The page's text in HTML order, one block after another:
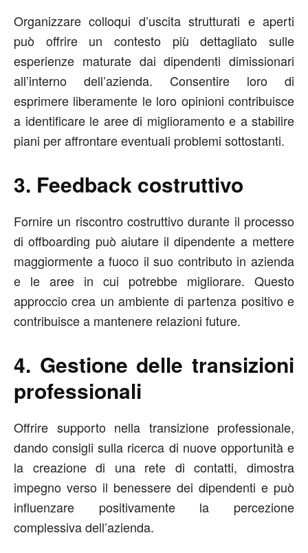
Organizzare colloqui d’uscita strutturati e aperti
può offrire un contesto più dettagliato sulle
esperienze maturate dai dipendenti dimissionari
all’interno dell’azienda. Consentire loro di
esprimere liberamente le loro opinioni contribuisce
a identificare le aree di miglioramento e a stabilire
piani per affrontare eventuali problemi sottostanti.
3. Feedback costruttivo
Fornire un riscontro costruttivo durante il processo
di offboarding può aiutare il dipendente a mettere
maggiormente a fuoco il suo contributo in azienda
e le aree in cui potrebbe migliorare. Questo
approccio crea un ambiente di partenza positivo e
contribuisce a mantenere relazioni future.
4. Gestione delle transizioni
professionali
Offrire supporto nella transizione professionale,
dando consigli sulla ricerca di nuove opportunità e
la creazione di una rete di contatti, dimostra
impegno verso il benessere dei dipendenti e può
influenzare positivamente la percezione
complessiva dell’azienda.